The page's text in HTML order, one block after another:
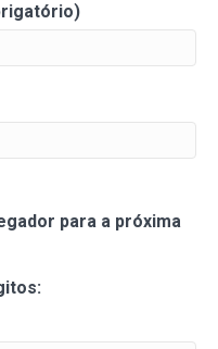
para a próxima